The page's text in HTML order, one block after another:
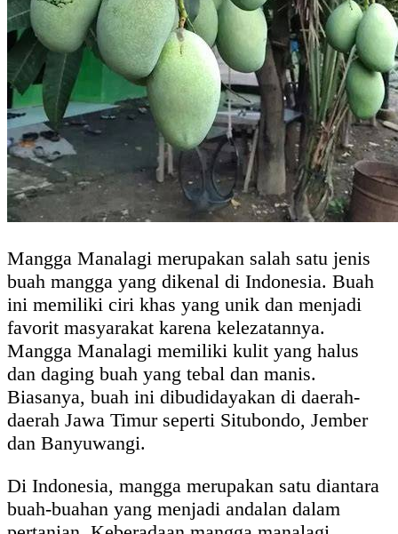
Mangga Manalagi merupakan salah satu jenis
buah mangga yang dikenal di Indonesia. Buah
ini memiliki ciri khas yang unik dan menjadi
favorit masyarakat karena kelezatannya.
Mangga Manalagi memiliki kulit yang halus
dan daging buah yang tebal dan manis.
Biasanya, buah ini dibudidayakan di daerah-
daerah Jawa Timur seperti Situbondo, Jember
dan Banyuwangi.
Di Indonesia, mangga merupakan satu diantara
buah-buahan yang menjadi andalan dalam